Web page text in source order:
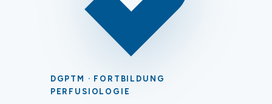
DGPTM · FORTBILDUNG
PERFUSIOLOGIE